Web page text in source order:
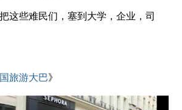
这些难民们，塞到大学，企业，司
旅游大巴》